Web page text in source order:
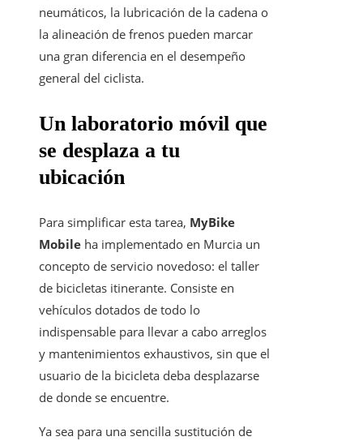
neumáticos, la lubricación de la cadena o
la alineación de frenos pueden marcar
una gran diferencia en el desempeño
general del ciclista.
Un laboratorio móvil que
se desplaza a tu
ubicación
Para simplificar esta tarea, MyBike
Mobile ha implementado en Murcia un
concepto de servicio novedoso: el taller
de bicicletas itinerante. Consiste en
vehículos dotados de todo lo
indispensable para llevar a cabo arreglos
y mantenimientos exhaustivos, sin que el
usuario de la bicicleta deba desplazarse
de donde se encuentre.
Ya sea para una sencilla sustitución de